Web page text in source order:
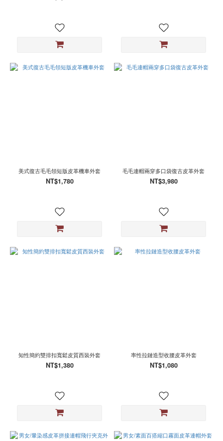
美式復古毛毛領短版皮革機車外套
NT$1,780
毛毛連帽兩穿多口袋復古皮革外套
NT$3,980
知性簡約雙排扣寬鬆皮質西裝外套
NT$1,380
率性拉鏈造型收腰皮革外套
NT$1,080